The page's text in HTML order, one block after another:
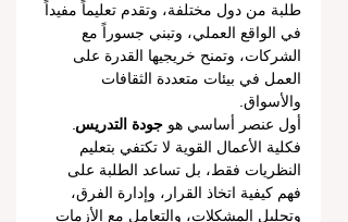
طلبة من دول مختلفة، وتقدم تعليماً مفيداً
في الواقع العملي، وتبني جسوراً مع
الشركات، وتمنح خريجيها القدرة على
العمل في بيئات متعددة الثقافات
والأسواق.
أول عنصر أساسي هو جودة التدريس
فكلية الأعمال القوية لا تكتفي بتعليم
النظريات فقط، بل تساعد الطلبة على
فهم كيفية اتخاذ القرار، وإدارة الفرق،
وتحليل المشكلات، والتعامل مع الأزمات